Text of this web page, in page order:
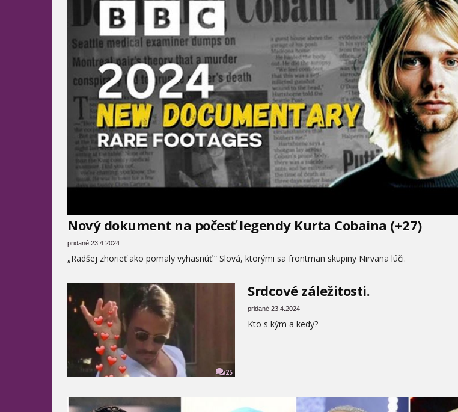
Nový dokument na počesť legendy Kurta Cobaina (+27)
pridané 23.4.2024
„Radšej zhorieť ako pomaly vyhasnúť.“ Slová, ktorými sa frontman skupiny Nirvana lúči.
25
Srdcové záležitosti.
pridané 23.4.2024
Kto s kým a kedy?